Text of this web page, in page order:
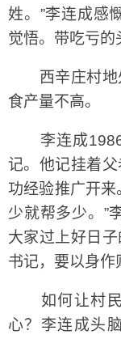
姓。”李连成感
觉悟。带吃亏的
西辛庄村地
食产量不高。
李连成1986
记。他记挂着
功经验推广开来
少就帮多少。”
大家过上好日
书记，要以身作
如何让村民
心？李连成头